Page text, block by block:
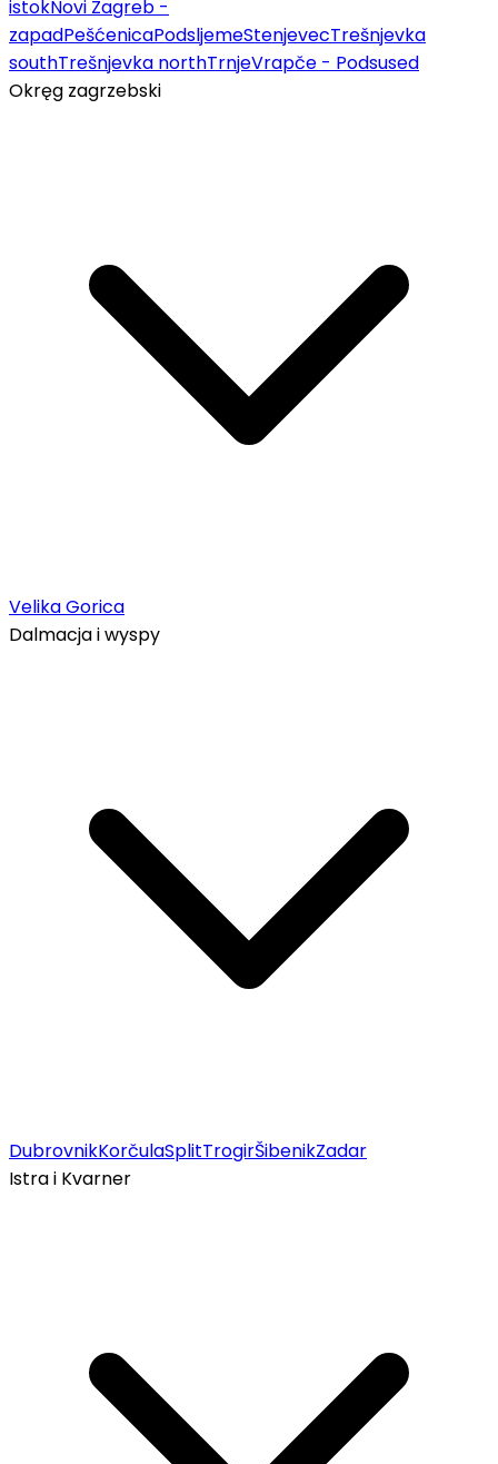
istokNovi Zagreb -
zapadPešćenicaPodsljemeStenjevecTrešnjevka
southTrešnjevka northTrnjeVrapče - Podsused
Okręg zagrzebski
Velika Gorica
Dalmacja i wyspy
DubrovnikKorčulaSplitTrogirŠibenikZadar
Istra i Kvarner